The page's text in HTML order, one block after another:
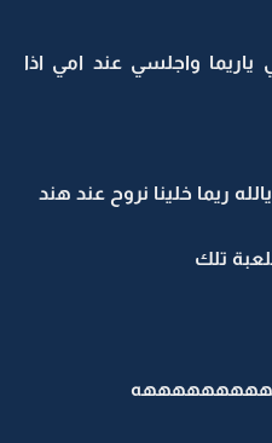
واجلسي عند امي اذا
ريما خلينا نروح عند هند
تلك